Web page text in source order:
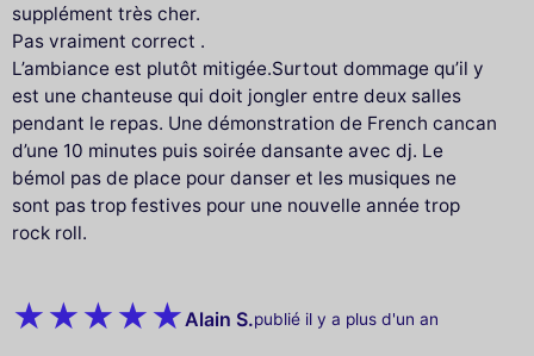
supplément très cher.
Pas vraiment correct .
L’ambiance est plutôt mitigée.Surtout dommage qu’il y
est une chanteuse qui doit jongler entre deux salles
pendant le repas. Une démonstration de French cancan
d’une 10 minutes puis soirée dansante avec dj. Le
bémol pas de place pour danser et les musiques ne
sont pas trop festives pour une nouvelle année trop
rock roll.
Alain S.publié il y a plus d'un an